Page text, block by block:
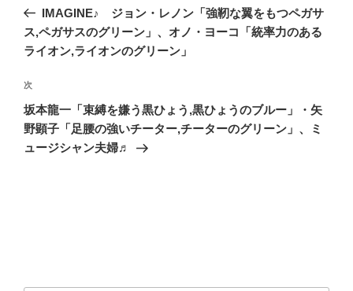
ビ
ー
シ
ョ
ン
の
投
稿
IMAGINE♪ ジョン・レノン「強靭な翼をもつペガサ
ス,ペガサスのグリーン」、オノ・ヨーコ「統率力のある
ライオン,ライオンのグリーン」
次
の
投
稿
次
坂本龍一「束縛を嫌う黒ひょう,黒ひょうのブルー」・矢
野顕子「足腰の強いチーター,チーターのグリーン」、ミ
ュージシャン夫婦♬